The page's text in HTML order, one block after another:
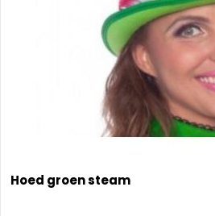
Hoed groen steam